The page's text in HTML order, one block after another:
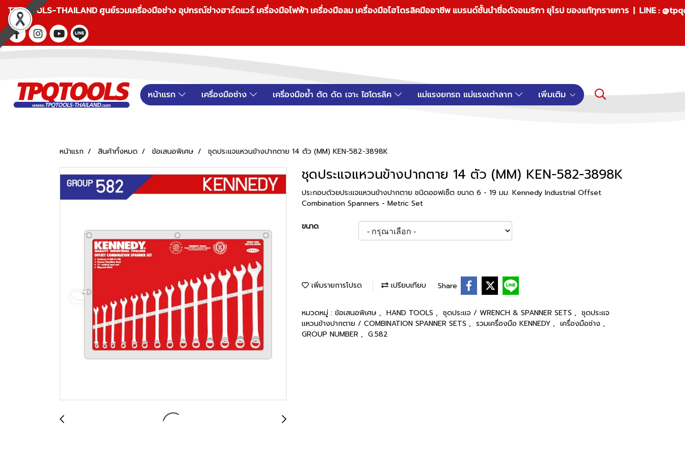
TPQTOOLS-THAILAND ศูนย์รวมเครื่องมือช่าง อุปกรณ์ช่างฮาร์ดแวร์ เครื่องมือไฟฟ้า เครื่องมือลม เครื่องมือไฮโดรลิคมืออาชีพ แบรนด์ชั้นนำชื่อดังอเมริกา ยุโรป ของแท้ทุกรายการ | LINE :
หน้าแรก เครื่องมือช่าง เครื่องมือย้ำ ตัด ดัด เจาะ ไฮโดรลิค แม่แรงยกรถ แม่แรงเต่าลาก เพิ่มเติม
หน้าแรก สินค้าทั้งหมด ข้อเสนอพิเศษ ชุดประแจแหวนข้างปากตาย 14 ตัว (MM) KEN-582-3898K
ชุดประแจแหวนข้างปากตาย 14 ตัว (MM) KEN-582-3898K
ประกอบด้วยประแจแหวนข้างปากตาย ชนิดออฟเซ็ต ขนาด 6 - 19 มม. Kennedy Industrial Offset
Combination Spanners - Metric Set
ขนาด
เพิ่มรายการโปรด เปรียบเทียบ Share
หมวดหมู่ : ข้อเสนอพิเศษ , HAND TOOLS , ชุดประแจ / WRENCH & SPANNER SETS , ชุดประแจ
แหวนข้างปากตาย / COMBINATION SPANNER SETS , รวมเครื่องมือ KENNEDY , เครื่องมือช่าง ,
GROUP NUMBER , G.582